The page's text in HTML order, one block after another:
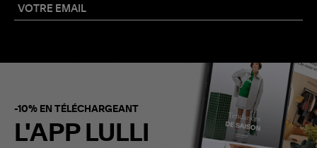
-10% EN TÉLÉCHARGEANT
L'APP LULLI